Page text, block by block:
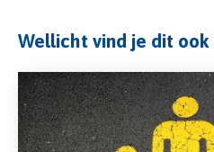
Wellicht vind je dit ook